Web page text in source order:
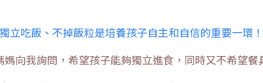
獨立吃飯、不掉飯粒是培養孩子自主和自信的重要一環！
媽向我詢問，希望孩子能夠獨立進食，同時又不希望餐